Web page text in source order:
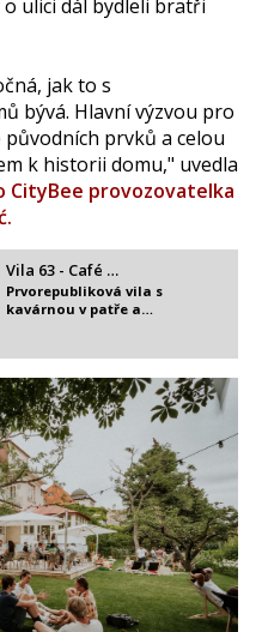
o ulici dál bydleli bratři
jak to s
bývá. Hlavní výzvou pro
původních prvků a celou
k historii domu," uvedla
CityBee provozovatelka
Vila 63 - Café …
Prvorepubliková vila s
kavárnou v patře a…